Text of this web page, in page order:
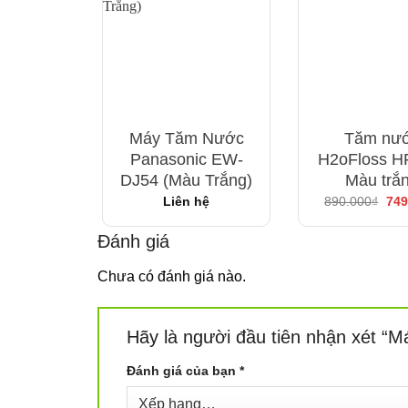
Loại bỏ và ngăn ngừa sự hình
Máy Tăm Nước
Panasonic EW-
DJ54 (Màu Trắng)
Liên hệ
Tăm
H2oFloss
Màu
890.000₫ Giá
là:
Đánh giá
Chưa có đánh giá nào.
Hãy là người đầu tiên nhận xét
Đánh giá của bạn *